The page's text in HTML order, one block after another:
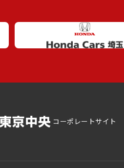
コーポレートサイト